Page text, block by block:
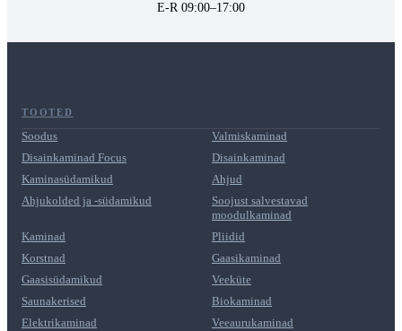
E-R 09:00–17:00
TOOTED
Soodus
Valmiskaminad
Disainkaminad Focus
Disainkaminad
Kaminasüdamikud
Ahjud
Ahjukolded ja -südamikud
Soojust salvestavad
moodulkaminad
Kaminad
Pliidid
Korstnad
Gaasikaminad
Gaasisüdamikud
Veeküte
Saunakerised
Biokaminad
Elektrikaminad
Veeaurukaminad